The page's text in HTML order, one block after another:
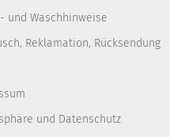
und Waschhinweise
Reklamation, Rücksendung
und Datenschutz